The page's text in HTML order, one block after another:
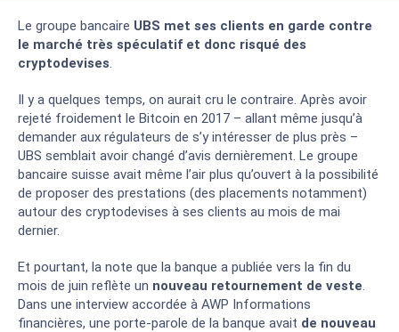
Le groupe bancaire UBS met ses clients en garde contre
le marché très spéculatif et donc risqué des
cryptodevises.
Il y a quelques temps, on aurait cru le contraire. Après avoir
rejeté froidement le Bitcoin en 2017 – allant même jusqu’à
demander aux régulateurs de s’y intéresser de plus près –
UBS semblait avoir changé d’avis dernièrement. Le groupe
bancaire suisse avait même l’air plus qu’ouvert à la possibilité
de proposer des prestations (des placements notamment)
autour des cryptodevises à ses clients au mois de mai
dernier.
Et pourtant, la note que la banque a publiée vers la fin du
mois de juin reflète un nouveau retournement de veste.
Dans une interview accordée à AWP Informations
financières, une porte-parole de la banque avait de nouveau